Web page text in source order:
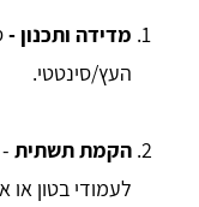
מדידה ותכנון -
העץ/סינטטי.
הקמת תשתית
לעמודי בטון או